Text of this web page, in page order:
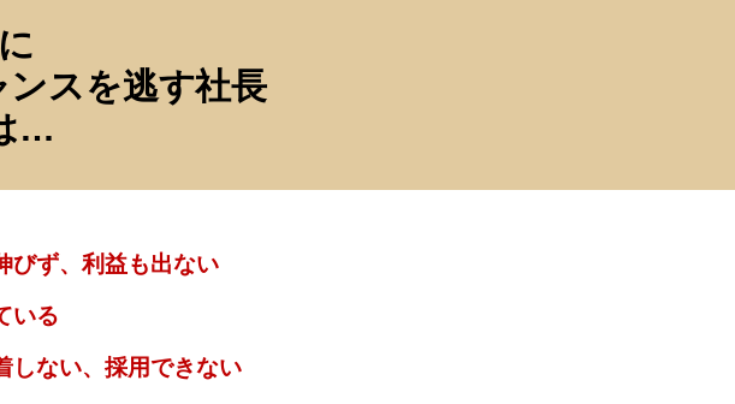
スを逃す社長
…
びず、利益も出ない
いる
しない、採用できない